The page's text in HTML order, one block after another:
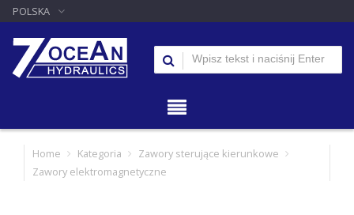
POLSKA
Home Kategoria
Zawory sterujące kierunkowe
Zawory elektromagnetyczne